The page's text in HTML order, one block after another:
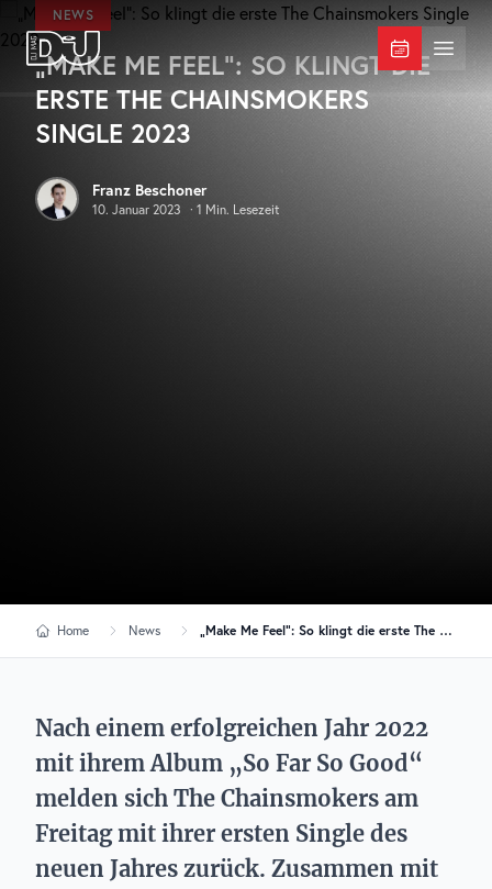
Zum Hauptinhalt springen
DJ Mag Germany Menü
NEWS
„MAKE ME FEEL“: SO KLINGT DIE
ERSTE THE CHAINSMOKERS
SINGLE 2023
Franz Beschoner
10. Januar 2023 · 1 Min. Lesezeit
Home News „Make Me Feel“: So klingt die erste The Chainsmokers Single 2023
Nach einem erfolgreichen Jahr 2022
mit ihrem Album „So Far So Good“
melden sich The Chainsmokers am
Freitag mit ihrer ersten Single des
neuen Jahres zurück. Zusammen mit